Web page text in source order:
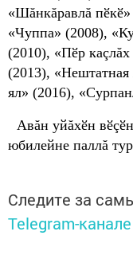
«Шăнкăравлă
«Чуппа» (2008),
(2010), «Пӗр
(2013), «Нештатная
ял» (2016),
Авăн уйăхӗн
юбилейне паллă
Следите за
Telegram-канале